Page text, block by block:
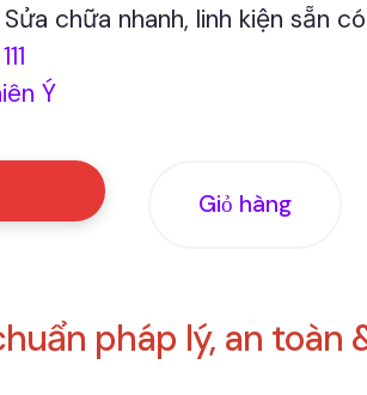
Sửa chữa nhanh, linh kiện sẵn có
Ý
Giỏ hàng
pháp lý, an toàn